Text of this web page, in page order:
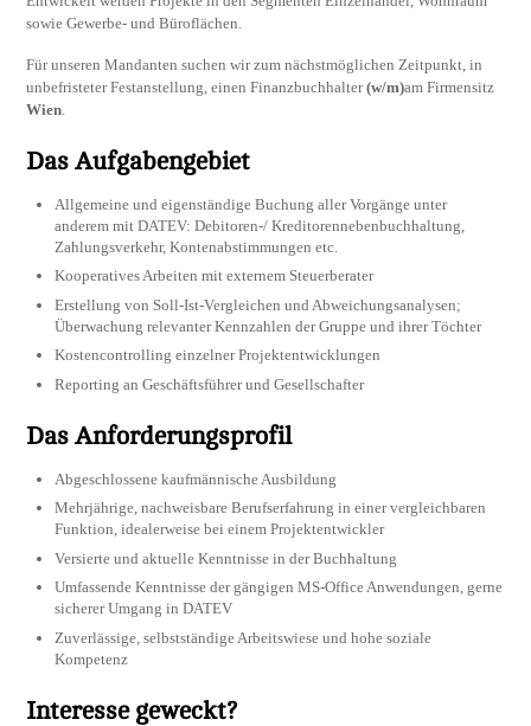
sowie Gewerbe- und Büroflächen.
Für unseren Mandanten suchen wir zum nächstmöglichen Zeitpunkt, in
unbefristeter Festanstellung, einen Finanzbuchhalter(w/m)am Firmensitz
Wien
Das Aufgabengebiet
Allgemeine und eigenständige Buchung aller Vorgänge unter
anderem mit DATEV: Debitoren-/ Kreditorennebenbuchhaltung,
Zahlungsverkehr, Kontenabstimmungen etc.
Kooperatives Arbeiten mit externem Steuerberater
Erstellung von Soll-Ist-Vergleichen und Abweichungsanalysen;
Überwachung relevanter Kennzahlen der Gruppe und ihrer Töchter
Kostencontrolling einzelner Projektentwicklungen
Reporting an Geschäftsführer und Gesellschafter
Das Anforderungsprofil
Abgeschlossene kaufmännische Ausbildung
Mehrjährige, nachweisbare Berufserfahrung in einer vergleichbaren
Funktion, idealerweise bei einem Projektentwickler
Versierte und aktuelle Kenntnisse in der Buchhaltung
Umfassende Kenntnisse der gängigen MS-Office Anwendungen, gerne
sicherer Umgang in DATEV
Zuverlässige, selbstständige Arbeitswiese und hohe soziale
Kompetenz
Interesse geweckt?